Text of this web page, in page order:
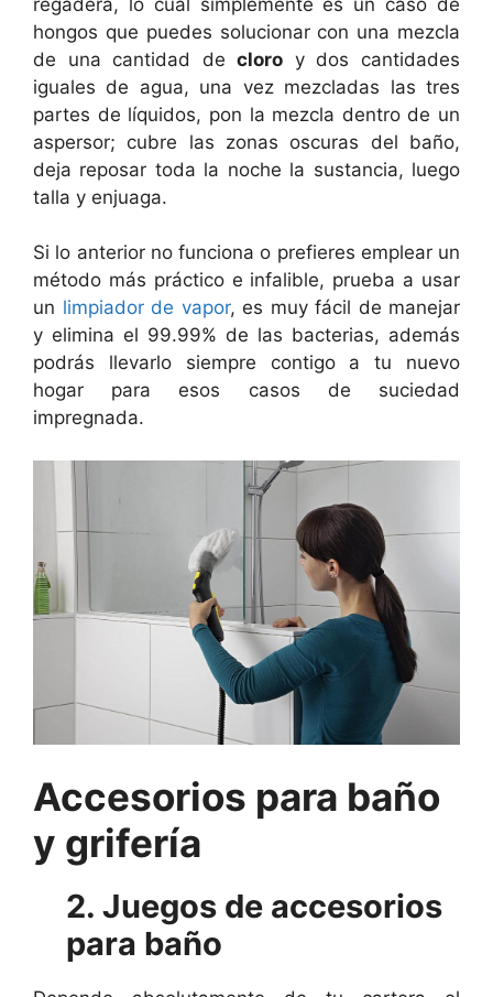
hongos que puedes solucionar con una mezcla
de una cantidad decloro y dos cantidades
iguales de agua, una vez mezcladas las tres
partes de líquidos, pon la mezcla dentro de un
aspersor; cubre las zonas oscuras del baño,
deja reposar toda la noche la sustancia, luego
talla y enjuaga.
Si lo anterior no funciona o prefieres emplear un
método más práctico e infalible, prueba a usar
un limpiador de vapor, es muy fácil de manejar
y elimina el 99.99% de las bacterias, además
podrás llevarlo siempre contigo a tu nuevo
hogar para esos casos de suciedad
impregnada.
Accesorios para baño
y grifería
2. Juegos de accesorios
para baño